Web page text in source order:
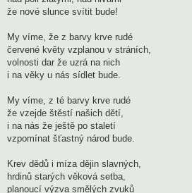
že nové slunce svítit bude!
My víme, že z barvy krve rudé
červené květy vzplanou v stráních,
volnosti dar že uzrá na nich
i na věky u nás sídlet bude.
My víme, z té barvy krve rudé
že vzejde štěstí našich dětí,
i na nás že ještě po staletí
vzpomínat šťastný národ bude.
Krev dědů i míza dějin slavných,
hrdinů starých věková setba,
planoucí výzva smělých zvuků